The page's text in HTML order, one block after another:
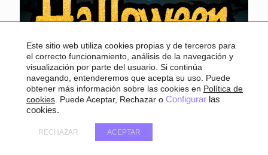
Este sitio web utiliza cookies propias y de terceros para
el correcto funcionamiento, análisis de la navegación y
visualización por parte del usuario. Si continúa
navegando, entenderemos que acepta su uso. Puede
obtener más información sobre las cookies en Política de
cookies . Puede Aceptar, Rechazar o Configurar las
cookies.
ACEPTAR
RECHAZAR